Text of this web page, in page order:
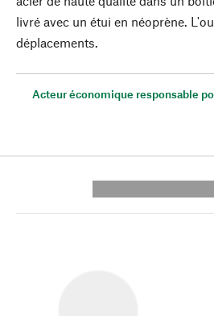
livré avec un étui en néoprène.
déplacements.
Acteur économique responsable